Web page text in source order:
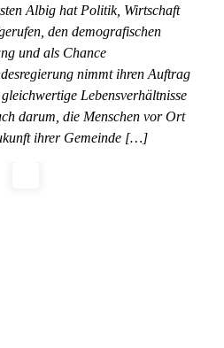
Albig hat Politik, Wirtschaft
den demografischen
und als Chance
nimmt ihren Auftrag
Lebensverhältnisse
darum, die Menschen vor Ort
ihrer Gemeinde […]